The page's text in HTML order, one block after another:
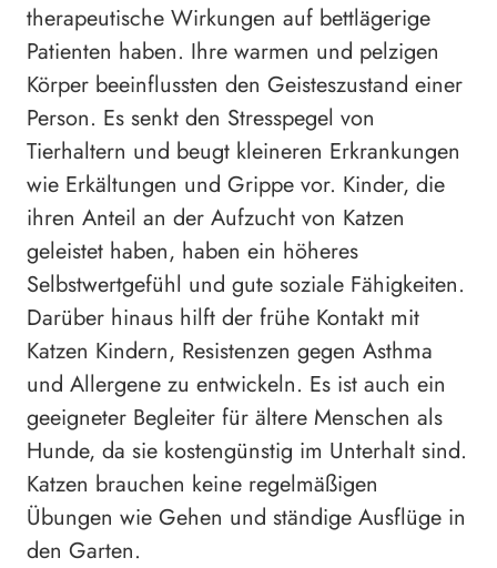
therapeutische Wirkungen auf bettlägerige
Patienten haben. Ihre warmen und pelzigen
Körper beeinflussten den Geisteszustand einer
Person. Es senkt den Stresspegel von
Tierhaltern und beugt kleineren Erkrankungen
wie Erkältungen und Grippe vor. Kinder, die
ihren Anteil an der Aufzucht von Katzen
geleistet haben, haben ein höheres
Selbstwertgefühl und gute soziale Fähigkeiten.
Darüber hinaus hilft der frühe Kontakt mit
Katzen Kindern, Resistenzen gegen Asthma
und Allergene zu entwickeln. Es ist auch ein
geeigneter Begleiter für ältere Menschen als
Hunde, da sie kostengünstig im Unterhalt sind.
Katzen brauchen keine regelmäßigen
Übungen wie Gehen und ständige Ausflüge in
den Garten.